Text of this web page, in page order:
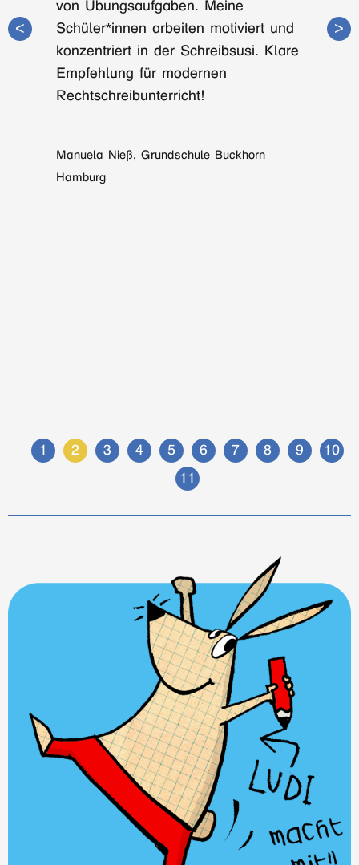
von Übungsaufgaben. Meine
Schüler*innen arbeiten motiviert und
konzentriert in der Schreibsusi. Klare
Empfehlung für modernen
Rechtschreibunterricht!
Manuela Nieß, Grundschule Buckhorn
Hamburg
Mehr ...
Mehr ...
1 2 3 4 5 6 7 8 9
10
11